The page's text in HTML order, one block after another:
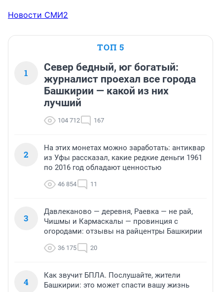
Новости СМИ2
ТОП 5
1
Север бедный, юг богатый:
журналист проехал все города
Башкирии — какой из них
лучший
104 712 167
2
На этих монетах можно заработать: антиквар
из Уфы рассказал, какие редкие деньги 1961
по 2016 год обладают ценностью
46 854 11
3
Давлеканово — деревня, Раевка — не рай,
Чишмы и Кармаскалы — провинция с
огородами: отзывы на райцентры Башкирии
36 175 20
4
Как звучит БПЛА. Послушайте, жители
Башкирии: это может спасти вашу жизнь